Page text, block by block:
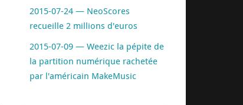
2015-07-24 — NeoScores
recueille 2 millions d'euros
2015-07-09 — Weezic la pépite de
la partition numérique rachetée
par l'américain MakeMusic